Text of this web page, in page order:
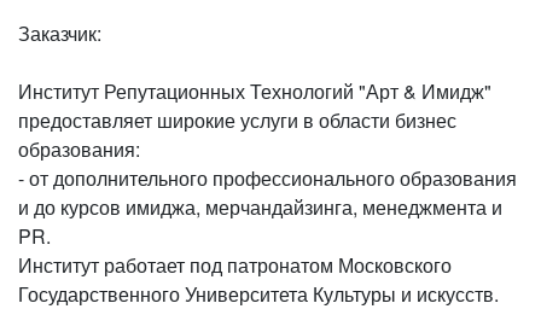
Заказчик:
Институт Репутационных Технологий "Арт & Имидж"
предоставляет широкие услуги в области бизнес
образования:
- от дополнительного профессионального образования
и до курсов имиджа, мерчандайзинга, менеджмента и
PR.
Институт работает под патронатом Московского
Государственного Университета Культуры и искусств.